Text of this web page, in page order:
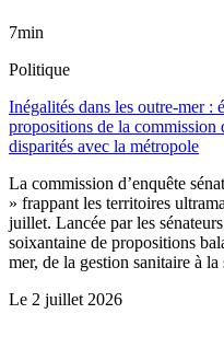
7min
Politique
Inégalités dans les outre-mer
propositions de la commission
disparités avec la métropole
La commission d’enquête
» frappant les territoires
juillet. Lancée par les
soixantaine de propositions
mer, de la gestion sanitaire à
Le 2 juillet 2026